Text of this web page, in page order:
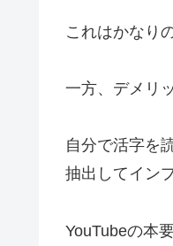
これはかなり
一方、デメリ
自分で活字を
抽出してイン
YouTubeの本